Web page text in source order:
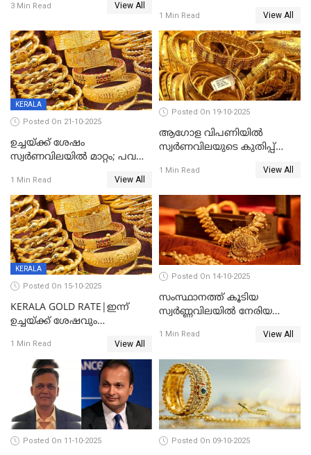
കിട്ടും!
3 Min Read View All
കുറഞ്ഞു
1 Min Read View All
KERALA
Posted On 21-10-2025
ഉച്ചയ്ക്ക് ശേഷം
സ്വർണവിലയിൽ മാറ്റം; പവന്
1 Min Read View All
Posted On 19-10-2025
ആഗോള വിപണിയിൽ
സ്വർണവിലയുടെ കുതിപ്പ്
1 Min Read View All
KERALA
Posted On 15-10-2025
KERALA GOLD RATE|ഇന്ന്
ഉച്ചയ്ക്ക് ശേഷവും
പവന് കൂടിയത് 400 രൂപ
1 Min Read View All
Posted On 14-10-2025
സംസ്ഥാനത്ത് കൂടിയ
സ്വർണ്ണവിലയിൽ നേരിയ
1 Min Read View All
Posted On 11-10-2025 Posted On 09-10-2025